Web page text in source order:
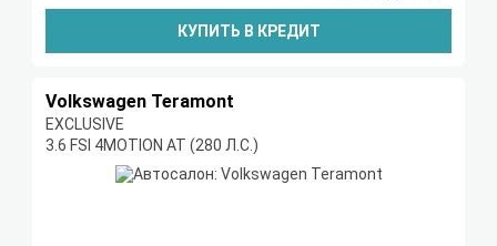
КУПИТЬ В КРЕДИТ
Volkswagen Teramont
EXCLUSIVE
3.6 FSI 4MOTION AT (280 Л.С.)